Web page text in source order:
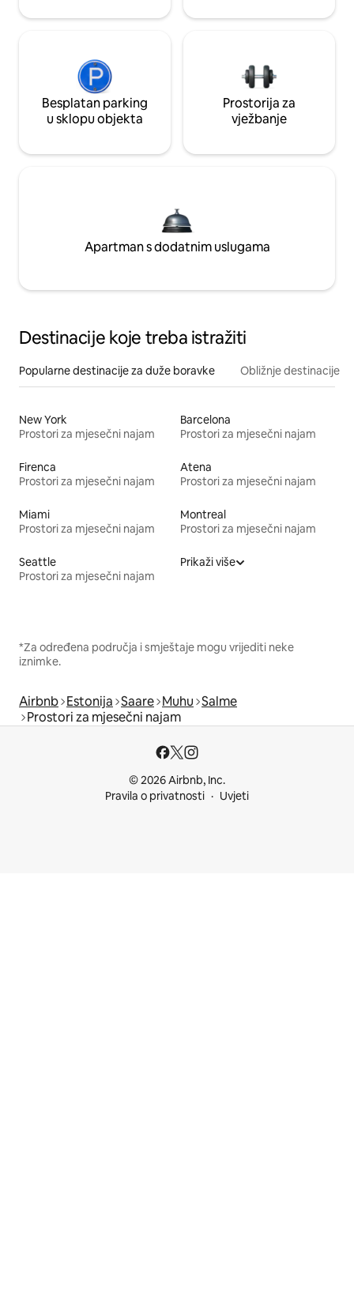
Besplatan parking
u sklopu objekta
Prostorija za
vježbanje
Apartman s dodatnim uslugama
Destinacije koje treba istražiti
Popularne destinacije za duže boravke Obližnje destinacije
New York
Prostori za mjesečni najam
Barcelona
Prostori za mjesečni najam
Firenca
Prostori za mjesečni najam
Atena
Prostori za mjesečni najam
Miami
Prostori za mjesečni najam
Montreal
Prostori za mjesečni najam
Seattle
Prostori za mjesečni najam
Prikaži više
*Za određena područja i smještaje mogu vrijediti neke
iznimke.
Airbnb Estonija Saare Muhu Salme
Prostori za mjesečni najam
© 2026 Airbnb, Inc.
Pravila o privatnosti
Uvjeti